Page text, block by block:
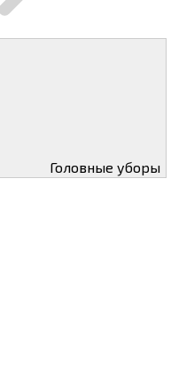
Головные уборы